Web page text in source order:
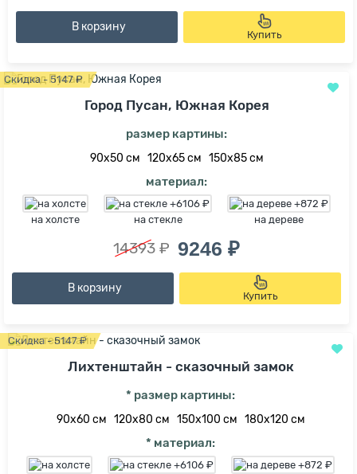
В корзину
Купить
Скидка - 5147 ₽
Город Пусан, Южная Корея
размер картины:
90х50 см 120х65 см 150х85 см
материал:
на холсте на стекле на дереве
14393 ₽ 9246 ₽
В корзину
Купить
Скидка - 5147 ₽
Лихтенштайн - сказочный замок
* размер картины:
90х60 см 120х80 см 150х100 см 180х120 см
* материал: